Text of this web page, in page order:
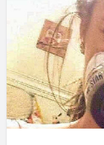
stinke
Sneakers
willst
du
dran
riechen?